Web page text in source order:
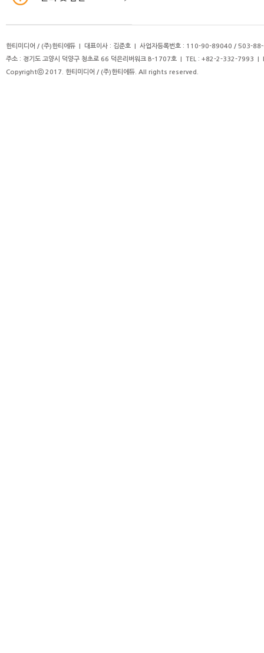
한티미디어 / (주)한티에듀 | 대표이사 : 김준호 | 사업자등록번호 : 110-90-89040 / 503-
주소 : 경기도 고양시 덕양구 청초로 66 덕은리버워크 B-1707호 | TEL : +82-2-332-
Copyrightⓒ 2017. 한티미디어 / (주)한티에듀. All rights reserved.